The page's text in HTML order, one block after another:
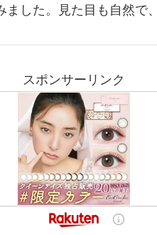
した。見た目も自然で
スポンサーリンク